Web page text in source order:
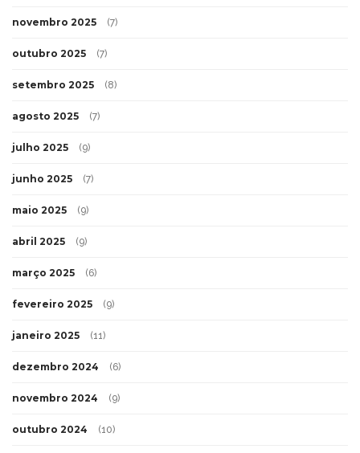
novembro 2025 (7)
outubro 2025 (7)
setembro 2025 (8)
agosto 2025 (7)
julho 2025 (9)
junho 2025 (7)
maio 2025 (9)
abril 2025 (9)
março 2025 (6)
fevereiro 2025 (9)
janeiro 2025 (11)
dezembro 2024 (6)
novembro 2024 (9)
outubro 2024 (10)